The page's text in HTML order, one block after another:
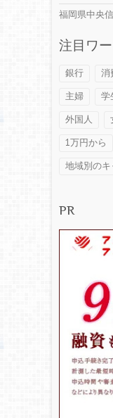
福岡県中央
注目ワ
銀行 消
主婦
学
外国人
1万円から
地域別の
PR